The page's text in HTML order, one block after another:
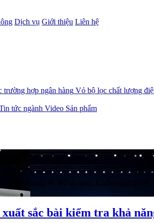
Dịch vụ Giới thiệu Liên hệ
trường hợp ngân hàng Vỏ bộ lọc chất lượng
tức ngành Video Sản phẩm
kế cho quạt EC: để
sau: EBM, ZIEHL-ABEGG, HUAWEI, Fans-tech.
năng lượng; B: Bộ tái sinh, Không sinh nhiệt,
sắc bài kiểm tra khả